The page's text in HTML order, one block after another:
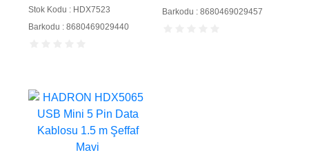
Stok Kodu : HDX7523
Barkodu : 8680469029440
Barkodu : 8680469029457